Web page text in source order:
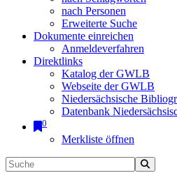
nach Personen
Erweiterte Suche
Dokumente einreichen
Anmeldeverfahren
Direktlinks
Katalog der GWLB
Webseite der GWLB
Niedersächsische
Datenbank
0
Merkliste öffnen